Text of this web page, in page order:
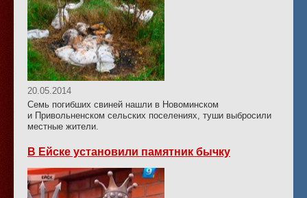
20.05.2014
Семь погибших свиней нашли в Новоминском
и Привольненском сельских поселениях, туши выбросили
местные жители.
В Ейске установили памятник бычку